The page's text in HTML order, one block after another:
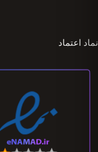
نماد اعتماد